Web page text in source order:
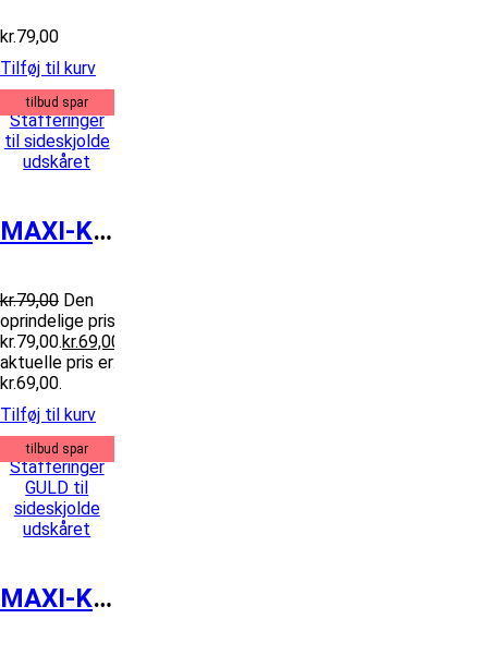
kr.79,00
Tilføj til kurv
tilbud spar
MAXI-K2 Stafferinger til sideskjolde...
kr.79,00 Den
oprindelige pris var:
kr.79,00.kr.69,00
aktuelle pris er:
kr.69,00.
Tilføj til kurv
tilbud spar
MAXI-K2 Stafferinger GULD til sideskj...